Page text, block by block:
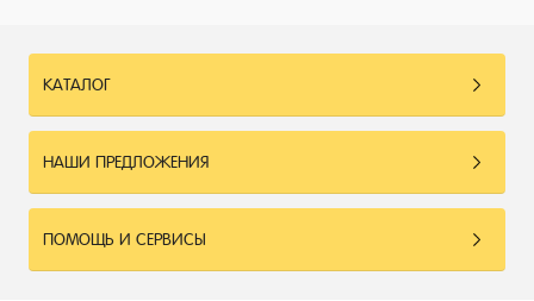
КАТАЛОГ
НАШИ ПРЕДЛОЖЕНИЯ
ПОМОЩЬ И СЕРВИСЫ